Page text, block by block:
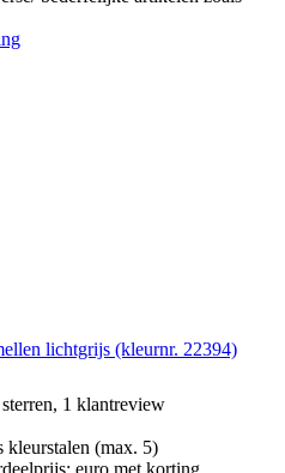
lichtgrijs (kleurnr. 22394)
1 klantreview
kleurstalen (max. 5)
euro met korting